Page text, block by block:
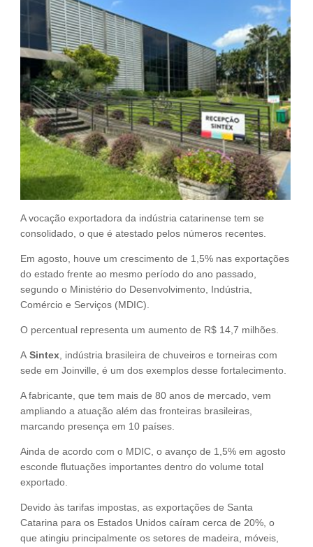
Fale Conosco
NOSSAS ASSOCIADAS
SEJA UM ASSOCIADO
VAGAS
A vocação exportadora da indústria catarinense tem se
consolidado, o que é atestado pelos números recentes.
Em agosto, houve um crescimento de 1,5% nas exportações
do estado frente ao mesmo período do ano passado,
segundo o Ministério do Desenvolvimento, Indústria,
Comércio e Serviços (MDIC).
O percentual representa um aumento de R$ 14,7 milhões.
A Sintex, indústria brasileira de chuveiros e torneiras com
sede em Joinville, é um dos exemplos desse fortalecimento.
A fabricante, que tem mais de 80 anos de mercado, vem
ampliando a atuação além das fronteiras brasileiras,
marcando presença em 10 países.
Ainda de acordo com o MDIC, o avanço de 1,5% em agosto
esconde flutuações importantes dentro do volume total
exportado.
Devido às tarifas impostas, as exportações de Santa
Catarina para os Estados Unidos caíram cerca de 20%, o
que atingiu principalmente os setores de madeira, móveis,